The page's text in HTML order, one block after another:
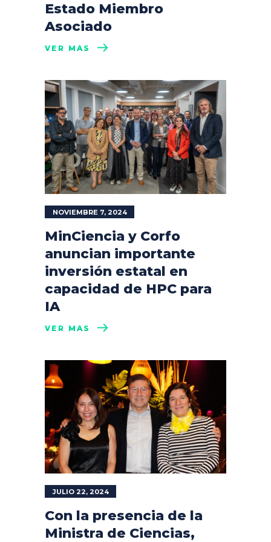
Estado Miembro
Asociado
VER MÁS
NOVIEMBRE 7, 2024
MinCiencia y Corfo
anuncian importante
inversión estatal en
capacidad de HPC para
IA
VER MÁS
JULIO 22, 2024
Con la presencia de la
Ministra de Ciencias,